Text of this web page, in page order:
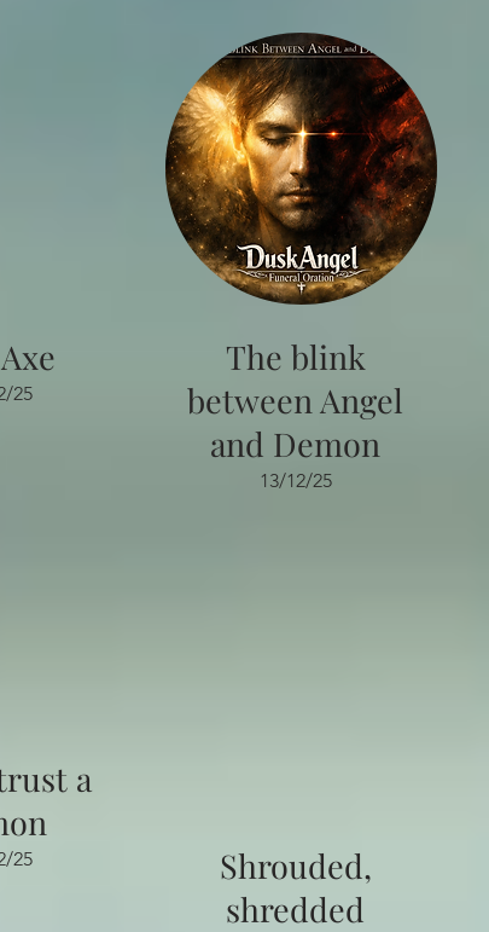
25
a
25
The blink
between Angel
and Demon
13/12/25
Shrouded,
shredded